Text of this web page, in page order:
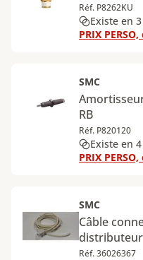
Réf. P8262KU
Existe en
PRIX
SMC
RB
Réf. P820120
Existe en
PRIX
SMC
Câble
distributeur
Réf. 36026367